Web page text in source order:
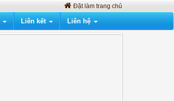
Đặt làm trang chủ
Liên kết Liên hệ